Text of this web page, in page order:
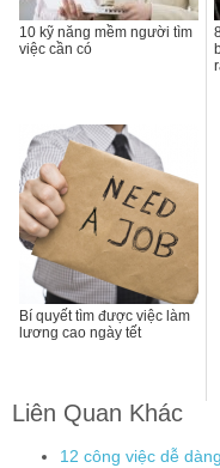
10 kỹ năng mềm người tìm
việc cần có
Bí quyết tìm được việc làm
lương cao ngày tết
Liên Quan Khác
12 công việc dễ